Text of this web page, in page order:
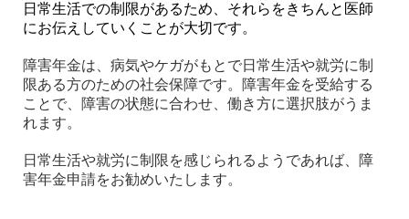
日常生活での制限があるため、それらをきちんと医師
にお伝えしていくことが大切です。
障害年金は、病気やケガがもとで日常生活や就労に制
限ある方のための社会保障です。障害年金を受給する
ことで、障害の状態に合わせ、働き方に選択肢がうま
れます。
日常生活や就労に制限を感じられるようであれば、障
害年金申請をお勧めいたします。